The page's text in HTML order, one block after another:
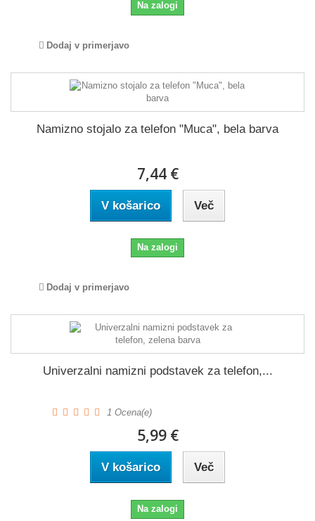
Na zalogi
Dodaj v primerjavo
Namizno stojalo za telefon "Muca", bela barva
7,44 €
V košarico Več
Na zalogi
Dodaj v primerjavo
Univerzalni namizni podstavek za telefon,...
1 Ocena(e)
5,99 €
V košarico Več
Na zalogi